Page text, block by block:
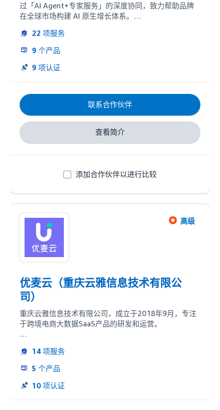
过「AI Agent+专家服务」的深度协同，致力帮助品牌
在全球市场构建 AI 原生增长体系。
依托自主研发的 AI 智能营销系统，SparkX 将 AI 能力深
度融入数据分析、增长洞察、广告投放、内容运营与策
略优化等核心营销工作流，覆盖亚马逊全渠道广告运营
的多个核心场景，可以帮助品牌实现从流量获取到品牌
同时也品牌提供AI Agent 技术部署与组织协同服务，推
动品牌从“使用 AI 工具”迈向“构建 AI 原生增长组织”。
目前，SparkX 已服务 Anker、Jackery、POPMART、
Greenworks 等 5000+ 全球品牌客户，覆盖3C、家
SparkX 在中国、美国设立双总部，并在欧洲（如英
国、德国）及亚太地区（如新加坡、日本、韩国、越
南）等全球多个国家和地区建立本地化服务团队，持续
为全球品牌提供长期、可持续的增长解决方案。
22 项服务
9 个产品
9 项认证
联系合作伙伴
查看简介
添加合作伙伴以进行比较
高级
优麦云（重庆云雅信息技术有限公
司）
重庆云雅信息技术有限公司，成立于2018年9月，专注
于跨境电商大数据SaaS产品的研发和运营。
营管理软件，专注于亚马逊店铺的日常运营。
帮助卖家解决日常运营痛点：销量跟踪、广告投放、经
营分析、财务分析、供应链管理、差评/跟卖监控等。全
14 项服务
5 个产品
10 项认证